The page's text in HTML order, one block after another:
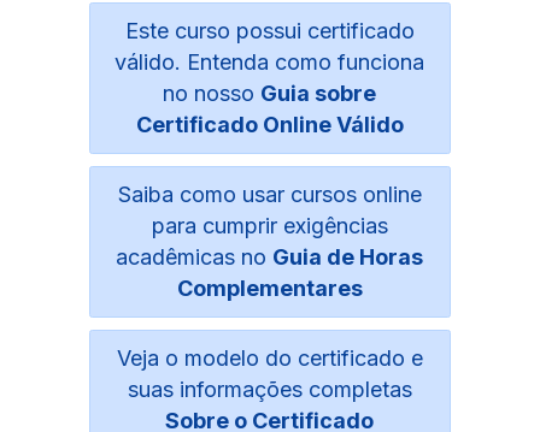
Este curso possui certificado
válido. Entenda como funciona
no nosso Guia sobre
Certificado Online Válido
Saiba como usar cursos online
para cumprir exigências
acadêmicas no Guia de Horas
Complementares
Veja o modelo do certificado e
suas informações completas
Sobre o Certificado